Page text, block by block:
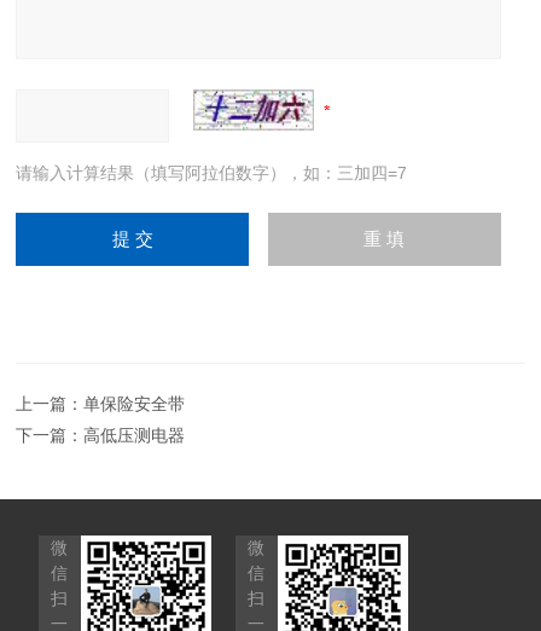
请输入计算结果（填写阿拉伯数字），如：三加四=7
上一篇：单保险安全带
下一篇：高低压测电器
微
信
扫
一
微
信
扫
一